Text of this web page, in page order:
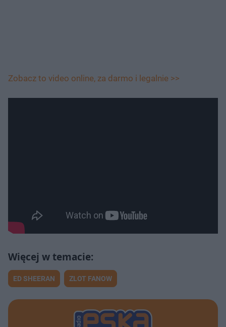
Zobacz to video online, za darmo i legalnie >>
ED SHEERAN ZLOT FANOW